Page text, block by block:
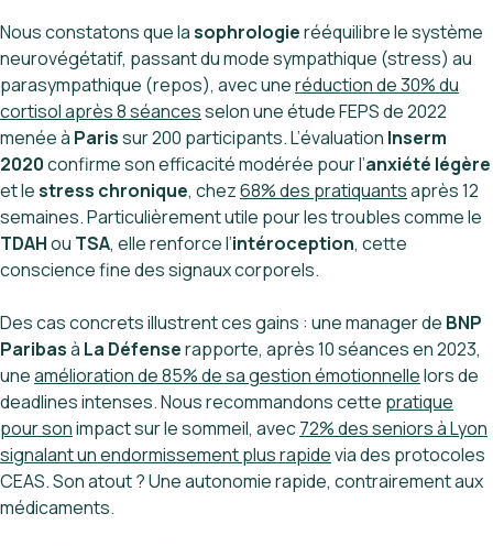
Nous constatons que lasophrologierééquilibre le système
neurovégétatif, passant du mode sympathique (stress) au
parasympathique (repos), avec uneréduction de 30% du
cortisol après 8 séancesselon une étude FEPS de 2022
menée à Parissur 200 participants. L’évaluation Inserm
2020confirme son efficacité modérée pour l’anxiété légère
et lestress chronique, chez68% des pratiquantsaprès 12
semaines. Particulièrement utile pour les troubles comme le
TDAHou TSA, elle renforce l’intéroception, cette
conscience fine des signaux corporels.
Des cas concrets illustrent ces gains : une manager de BNP
Paribasà La Défenserapporte, après 10 séances en 2023,
uneamélioration de 85% de sa gestion émotionnellelors de
deadlines intenses. Nous recommandons cette pratique
pour sonimpact sur le sommeil, avec72% des seniors à Lyon
signalant un endormissement plus rapidevia des protocoles
CEAS. Son atout ? Une autonomie rapide, contrairement aux
médicaments.